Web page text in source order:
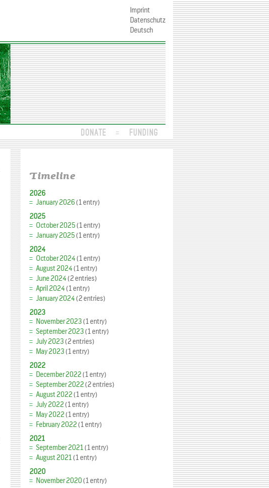
DONATE FUNDING
Imprint
Datenschutz
Deutsch
Timeline
2026
January 2026(1 entry)
2025
October 2025(1 entry)
January 2025(1 entry)
2024
October 2024(1 entry)
August 2024(1 entry)
June 2024(2 entries)
April 2024(1 entry)
January 2024(2 entries)
2023
November 2023(1 entry)
September 2023(1 entry)
July 2023(2 entries)
May 2023(1 entry)
2022
December 2022(1 entry)
September 2022(2 entries)
August 2022(1 entry)
July 2022(1 entry)
May 2022(1 entry)
February 2022(1 entry)
2021
September 2021(1 entry)
August 2021(1 entry)
2020
November 2020(1 entry)